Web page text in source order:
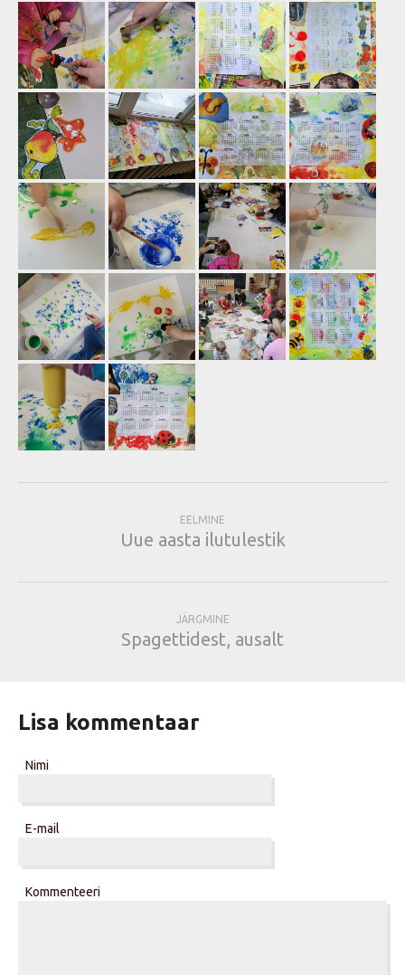
EELMINE
Uue aasta ilutulestik
JÄRGMINE
Spagettidest, ausalt
Lisa kommentaar
Nimi
E-mail
Kommenteeri